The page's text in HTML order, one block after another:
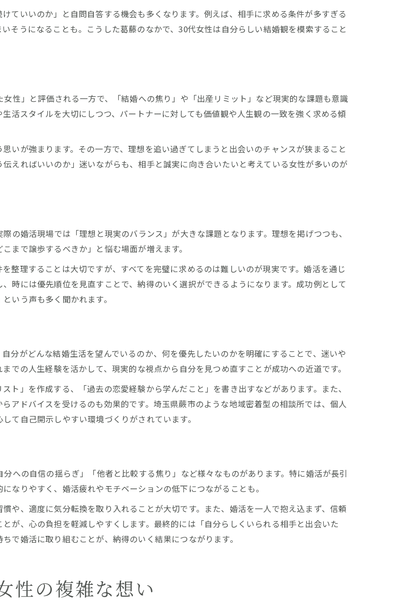
女性が結婚を考える際の本音と心理傾向
が明かす30代女性の結婚観と女性心理
女性・婚活で感じる本音と理想のギャップ
で語る焦りと現実の婚活事情
で考える30代女性の理想的な結婚相手とは
女性の本音が示す結婚相手選びの注意点
条件整理で迷わない婚活術
心理を反映した理想の結婚相手条件の考え方
に役立つ30代女性本音の条件整理術
から始める結婚相手条件の見直し方法
ていいのか」と自問自答する機会も多くなります。例えば、相手に求める条件が多すぎる
そうになることも。こうした葛藤のなかで、30代女性は自分らしい結婚観を模索すること
性」と評価される一方で、「結婚への焦り」や「出産リミット」など現実的な課題も意識
活スタイルを大切にしつつ、パートナーに対しても価値観や人生観の一致を強く求める傾
いが強まります。その一方で、理想を追い過ぎてしまうと出会いのチャンスが狭まること
えればいいのか」迷いながらも、相手と誠実に向き合いたいと考えている女性が多いのが
の婚活現場では「理想と現実のバランス」が大きな課題となります。理想を掲げつつも、
まで譲歩するべきか」と悩む場面が増えます。
整理することは大切ですが、すべてを完璧に求めるのは難しいのが現実です。婚活を通じ
時には優先順位を見直すことで、納得のいく選択ができるようになります。成功例として
いう声も多く聞かれます。
分がどんな結婚生活を望んでいるのか、何を優先したいのかを明確にすることで、迷いや
での人生経験を活かして、現実的な視点から自分を見つめ直すことが成功への近道です。
ト」を作成する、「過去の恋愛経験から学んだこと」を書き出すなどがあります。また、
アドバイスを受けるのも効果的です。埼玉県蕨市のような地域密着型の相談所では、個人
て自己開示しやすい環境づくりがされています。
への自信の揺らぎ」「他者と比較する焦り」など様々なものがあります。特に婚活が長引
なりやすく、婚活疲れやモチベーションの低下につながることも。
や、適度に気分転換を取り入れることが大切です。また、婚活を一人で抱え込まず、信頼
が、心の負担を軽減しやすくします。最終的には「自分らしくいられる相手と出会いた
で婚活に取り組むことが、納得のいく結果につながります。
性の複雑な想い
お問い合わせはこちら
お問い合わせはこちら